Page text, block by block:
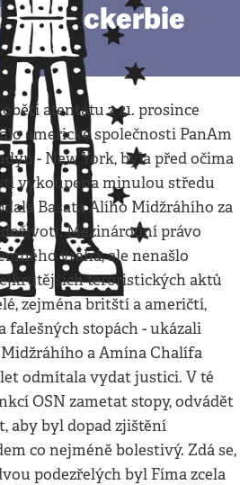
Lockerbie
atentátu z 21. prosince
americké společnosti PanAm
- New York, byla před očima
vykoupena minulou středu
Basata Alího Midžráhího za
Mezinárodní právo
vraha, ale nenašlo
teroristických aktů
zejména britští a američtí,
falešných stopách - ukázali
a Amína Chalífa
odmítala vydat justici. V té
OSN zametat stopy, odvádět
aby byl dopad zjištění
co nejméně bolestivý. Zdá se,
podezřelých byl Fíma zcela